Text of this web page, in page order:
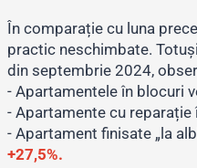
În comparație cu luna
practic neschimbate.
din septembrie 2024,
- Apartamentele în blocuri
- Apartamente cu reparație
- Apartament finisate „la
+27,5%.